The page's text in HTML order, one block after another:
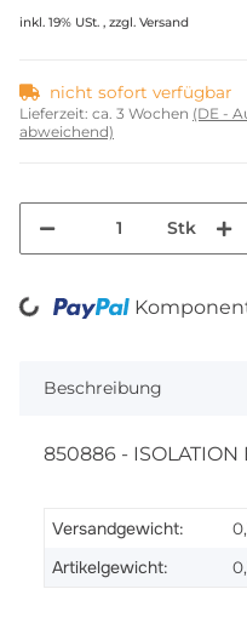
inkl. 19% USt. , zzgl. Versand
nicht sofort verfügbar
Lieferzeit: ca. 3 Wochen (DE -
abweichend)
Stk
Loading...
Beschreibung
850886 - ISOLATION
Versandgewicht:
Artikelgewicht: